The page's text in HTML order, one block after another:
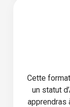
Cette
un statut
apprendras